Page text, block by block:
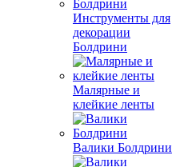
Инструменты для
декорации
Болдрини
Малярные и
клейкие ленты
Валики Болдрини